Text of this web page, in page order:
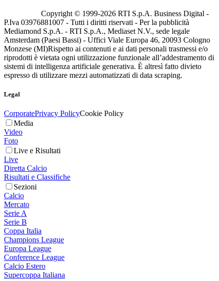
Copyright © 1999-2026 RTI S.p.A. Business Digital -
P.Iva 03976881007 - Tutti i diritti riservati - Per la pubblicità
Mediamond S.p.A. - RTI S.p.A., Mediaset N.V., sede legale
Amsterdam (Paesi Bassi) - Uffici Viale Europa 46, 20093 Cologno
Monzese (MI)Rispetto ai contenuti e ai dati personali trasmessi e/o
riprodotti è vietata ogni utilizzazione funzionale all’addestramento di
sistemi di intelligenza artificiale generativa. È altresì fatto divieto
espresso di utilizzare mezzi automatizzati di data scraping.
Legal
CorporatePrivacy PolicyCookie Policy
Media
Video
Foto
Live e Risultati
Live
Diretta Calcio
Risultati e Classifiche
Sezioni
Calcio
Mercato
Serie A
Serie B
Coppa Italia
Champions League
Europa League
Conference League
Calcio Estero
Supercoppa Italiana